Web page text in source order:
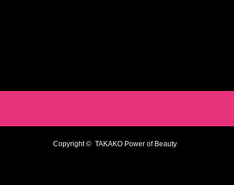
Copyright © TAKAKO Power of Beauty